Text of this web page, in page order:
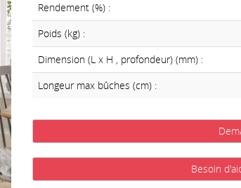
Rendement (%) :
Poids (kg) :
Dimension (L x H , profondeur) (mm) :
Longeur max bûches (cm) :
Besoin